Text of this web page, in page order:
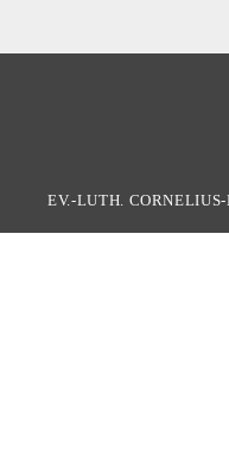
EV.-LUTH.